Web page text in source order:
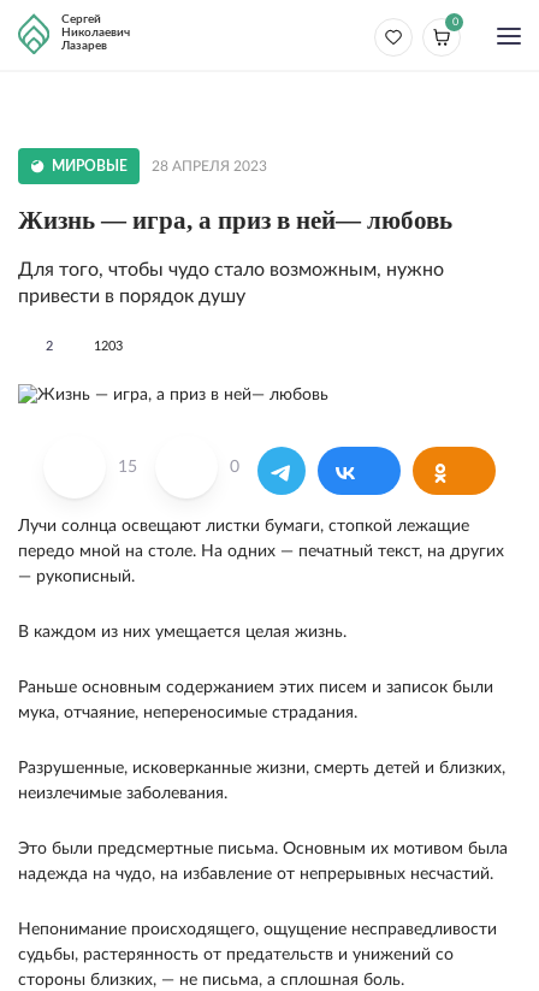
Сергей
Николаевич
Лазарев
0
МИРОВЫЕ 28 АПРЕЛЯ 2023
Жизнь — игра, а приз в ней— любовь
Для того, чтобы чудо стало возможным, нужно
привести в порядок душу
2 1203
15 0
Лучи солнца освещают листки бумаги, стопкой лежащие
передо мной на столе. На одних — печат­ный текст, на других
— рукописный.
В каждом из них умещается целая жизнь.
Раньше основным содержанием этих писем и за­писок были
мука, отчаяние, непереносимые страда­ния.
Разрушенные, исковерканные жизни, смерть детей и близких,
неизлечимые заболевания.
Это были предсмертные письма. Основным их мотивом была
надежда на чудо, на избавление от непрерыв­ных несчастий.
Непонимание происходящего, ощу­щение несправедливости
судьбы, растерянность от предательств и унижений со
стороны близких, — не письма, а сплошная боль.